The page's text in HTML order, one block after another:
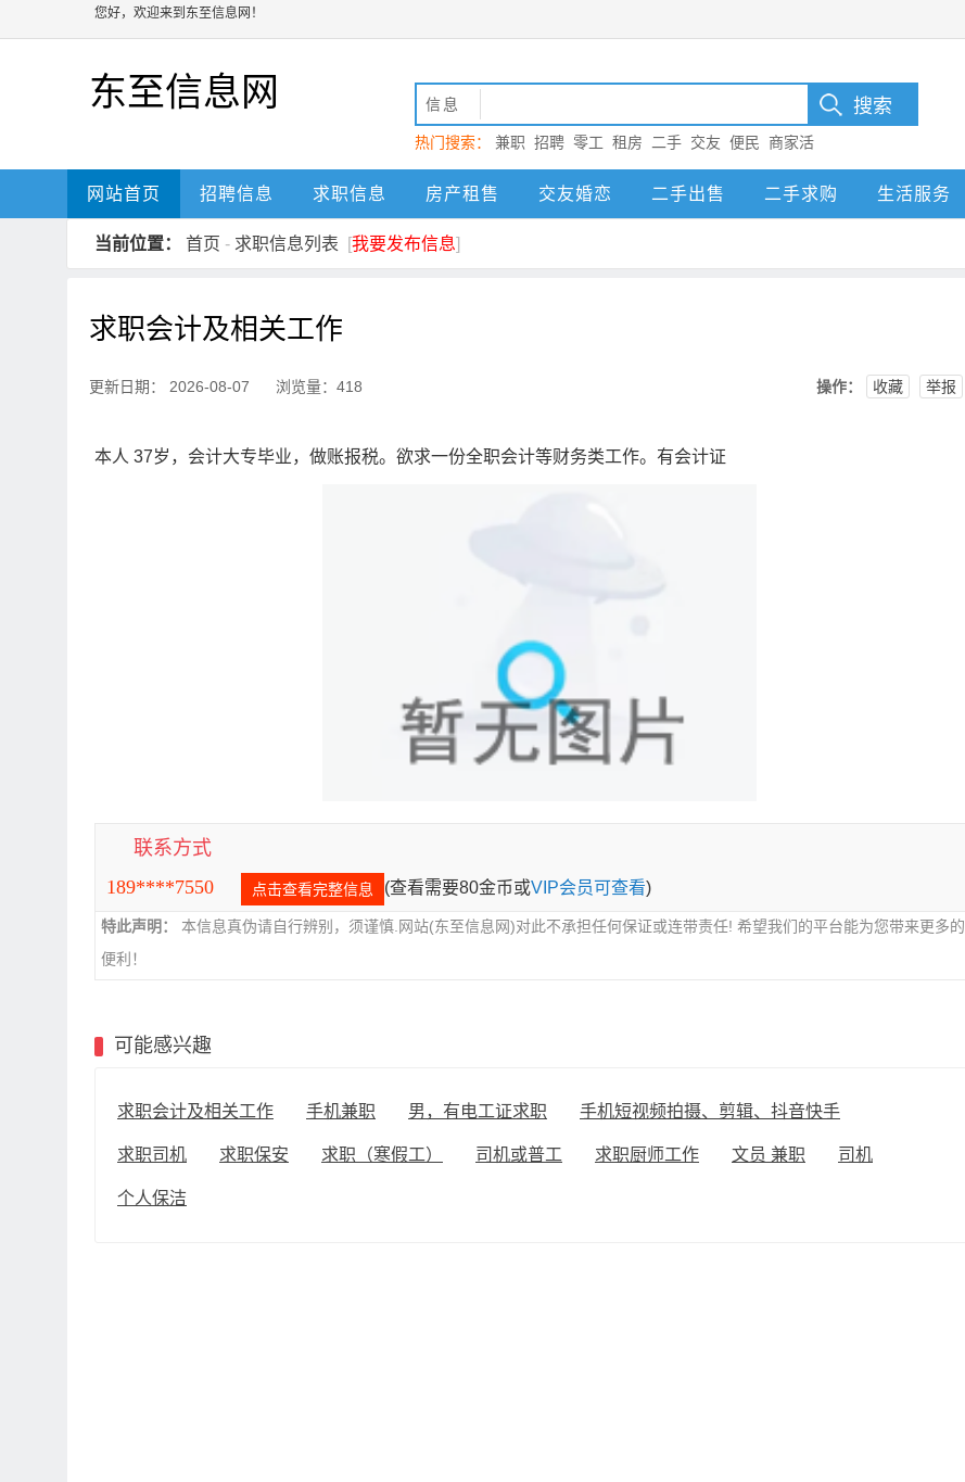
您好，欢迎来到东至信息网！
东至信息网 信息
热门搜索： 兼职 招聘 零工 租房 二手 交友 便民
商家活
动 东至
网站首页 招聘信息 求职信息 房产租售 交友婚恋 二手出售 二手求购 生活服务
当前位置： 首页 - 求职信息列表 [我要发布信息]
求职会计及相关工作
更新日期： 2026-08-07 浏览量：418 操作： 收藏 举报
本人 37岁，会计大专毕业，做账报税。欲求一份全职会计等财务类工作。有会计证
联系方式
189****7550
点击查看完整信息 (查看需要80金币或VIP会员可查看)
特此声明：
本信息真伪请自行辨别，须谨慎.网站(东至信息网)对此不承担任何保证或连带责任! 希望我们的平台能为您带来更多的
便利！
可能感兴趣
求职会计及相关工作 手机兼职 男，有电工证求职 手机短视频拍摄、剪辑、抖音快手
求职司机 求职保安 求职（寒假工） 司机或普工 求职厨师工作 文员 兼职 司机
个人保洁